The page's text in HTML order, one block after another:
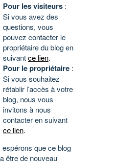
Pour les visiteurs :
Si vous avez des
questions, vous
pouvez contacter le
propriétaire du blog en
suivantce lien.
Pour le propriétaire :
Si vous souhaitez
rétablir l’accès à votre
blog, nous vous
invitons à nous
contacter en suivant
ce lien.
espérons que ce blog
être de nouveau